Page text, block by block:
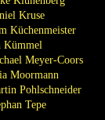
Kruse
Küchenmeister
Kümmel
Meyer-Coors
Moormann
Pohlschneider
Tepe